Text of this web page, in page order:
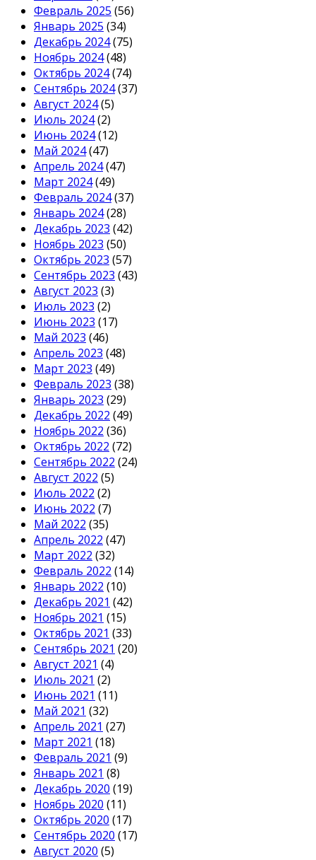
Февраль 2025 (56)
Январь 2025 (34)
Декабрь 2024(75)
Ноябрь 2024(48)
Октябрь 2024(74)
Сентябрь 2024(37)
Август 2024(5)
Июль 2024(2)
Июнь 2024(12)
Май 2024(47)
Апрель 2024(47)
Март 2024(49)
Февраль 2024(37)
Январь 2024(28)
Декабрь 2023 (42)
Ноябрь 2023 (50)
Октябрь 2023 (57)
Сентябрь 2023 (43)
Август 2023 (3)
Июль 2023 (2)
Июнь 2023 (17)
Май 2023 (46)
Апрель 2023 (48)
Март 2023 (49)
Февраль 2023 (38)
Январь 2023 (29)
Декабрь 2022 (49)
Ноябрь 2022 (36)
Октябрь 2022 (72)
Сентябрь 2022 (24)
Август 2022 (5)
Июль 2022 (2)
Июнь 2022 (7)
Май 2022 (35)
Апрель 2022 (47)
Март 2022 (32)
Февраль 2022 (14)
Январь 2022 (10)
Декабрь 2021 (42)
Ноябрь 2021 (15)
Октябрь 2021 (33)
Сентябрь 2021 (20)
Август 2021 (4)
Июль 2021 (2)
Июнь 2021 (11)
Май 2021 (32)
Апрель 2021 (27)
Март 2021 (18)
Февраль 2021 (9)
Январь 2021 (8)
Декабрь 2020 (19)
Ноябрь 2020 (11)
Октябрь 2020 (17)
Сентябрь 2020 (17)
Август 2020 (5)